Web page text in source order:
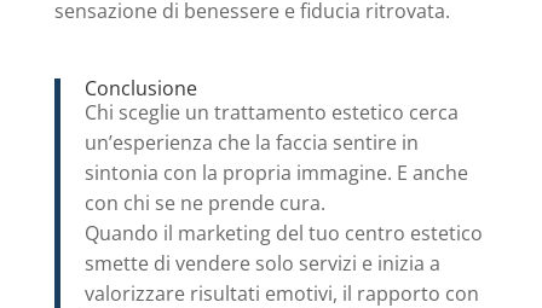
sensazione di benessere e fiducia ritrovata.
Conclusione
Chi sceglie un trattamento estetico cerca
un’esperienza che la faccia sentire in
sintonia con la propria immagine. E anche
con chi se ne prende cura.
Quando il marketing del tuo centro estetico
smette di vendere solo servizi e inizia a
valorizzare risultati emotivi, il rapporto con